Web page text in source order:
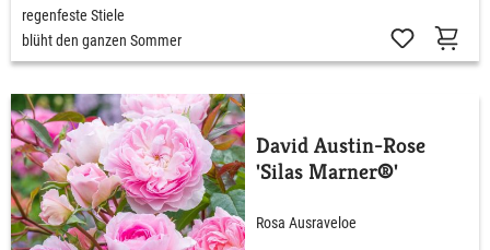
regenfeste Stiele
blüht den ganzen Sommer
David Austin-Rose
'Silas Marner®'
Rosa Ausraveloe